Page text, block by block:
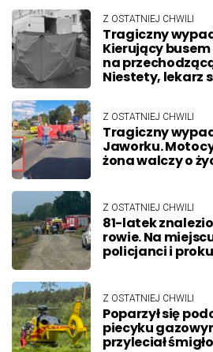
Z OSTATNIEJ CHWILI
Tragiczny
Kierujący
na
Niestety, lekarz
Z OSTATNIEJ CHWILI
Tragiczny
Jaworku.
żona walczy o
Z OSTATNIEJ CHWILI
81-latek
rowie. Na
policjanci i
Z OSTATNIEJ CHWILI
Poparzył się
piecyku
przyleciał